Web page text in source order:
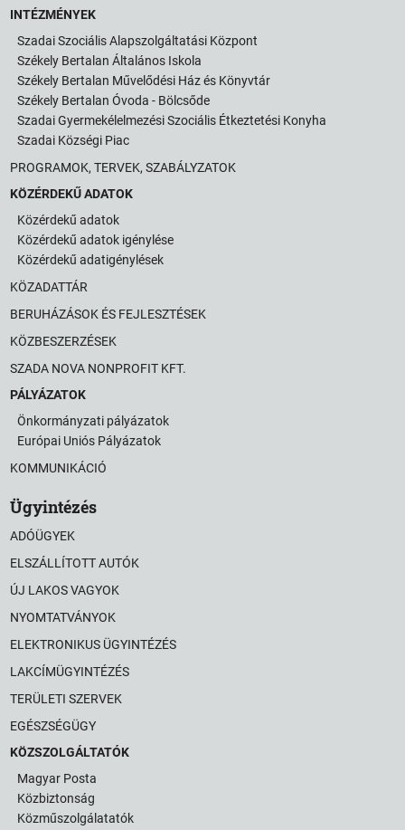
INTÉZMÉNYEK
Szadai Szociális Alapszolgáltatási Központ
Székely Bertalan Általános Iskola
Székely Bertalan Művelődési Ház és Könyvtár
Székely Bertalan Óvoda - Bölcsőde
Szadai Gyermekélelmezési Szociális Étkeztetési Konyha
Szadai Községi Piac
PROGRAMOK, TERVEK, SZABÁLYZATOK
KÖZÉRDEKŰ ADATOK
Közérdekű adatok
Közérdekű adatok igénylése
Közérdekű adatigénylések
KÖZADATTÁR
BERUHÁZÁSOK ÉS FEJLESZTÉSEK
KÖZBESZERZÉSEK
SZADA NOVA NONPROFIT KFT.
PÁLYÁZATOK
Önkormányzati pályázatok
Európai Uniós Pályázatok
KOMMUNIKÁCIÓ
Ügyintézés
ADÓÜGYEK
ELSZÁLLÍTOTT AUTÓK
ÚJ LAKOS VAGYOK
NYOMTATVÁNYOK
ELEKTRONIKUS ÜGYINTÉZÉS
LAKCÍMÜGYINTÉZÉS
TERÜLETI SZERVEK
EGÉSZSÉGÜGY
KÖZSZOLGÁLTATÓK
Magyar Posta
Közbiztonság
Közműszolgálatatók